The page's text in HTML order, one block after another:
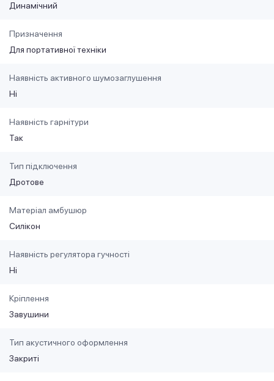
Динамічний
Призначення
Для портативної техніки
Наявність активного шумозаглушення
Ні
Наявність гарнітури
Так
Тип підключення
Дротове
Матеріал амбушюр
Силікон
Наявність регулятора гучності
Ні
Кріплення
Завушини
Тип акустичного оформлення
Закриті